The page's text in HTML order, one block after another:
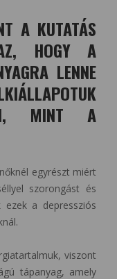
A KUTATÁS
AZ, HOGY A
LENNE
MINT A
egyrészt miért
szorongást és
a depressziós
viszont
tápanyag, amely